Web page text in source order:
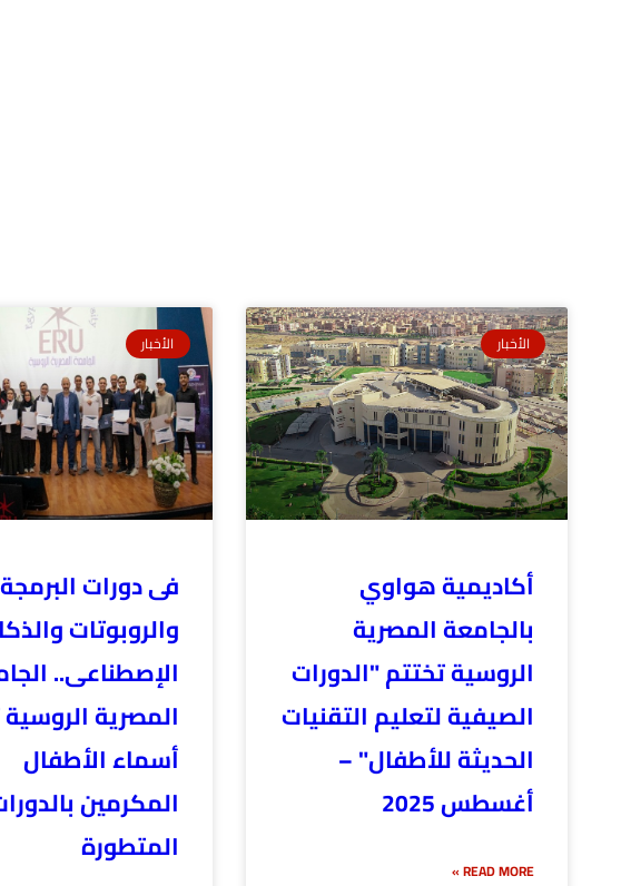
الأخبار
أكاديمية هواوي
بالجامعة المصرية
الروسية تختتم "الدورات
الصيفية لتعليم التقنيات
الحديثة للأطفال" –
أغسطس 2025
READ MORE »
الأخبار
فى دورات البرمجة
والروبوتات
الإصطناعى..
المصرية
أسماء الأطفال
المكرمين
المتطورة